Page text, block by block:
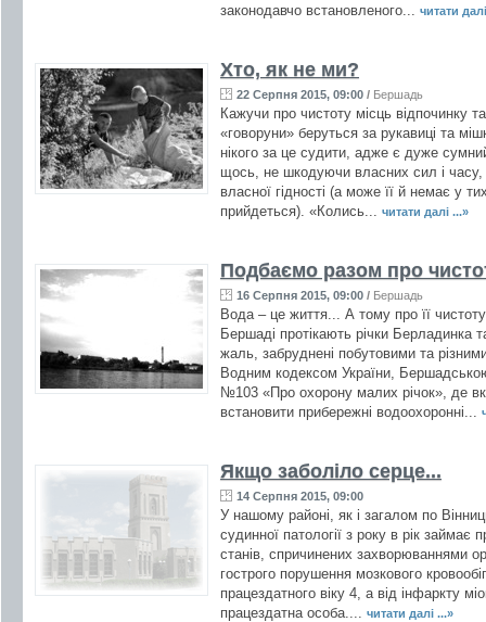
законодавчо встановленого...
читати
Хто, як не ми?
22 Серпня 2015, 09:00 / Бершадь
Кажучи про чистоту місць відпочинку
«говоруни» беруться за рукавиці та
нікого за це судити, адже є дуже
щось, не шкодуючи власних сил і часу,
власної гідності (а може її й немає у
прийдеться). «Колись...
читати далі ...»
Подбаємо разом про
16 Серпня 2015, 09:00 / Бершадь
Вода – це життя... А тому про її
Бершаді протікають річки Берладинка
жаль, забруднені побутовими та
Водним кодексом України,
№103 «Про охорону малих річок», де
встановити прибережні водоохоронні...
Якщо заболіло серце...
14 Серпня 2015, 09:00
У нашому районі, як і загалом по
судинної патології з року в рік займає
станів, спричинених захворюваннями
гострого порушення мозкового
працездатного віку 4, а від інфаркту
працездатна особа....
читати далі ...»